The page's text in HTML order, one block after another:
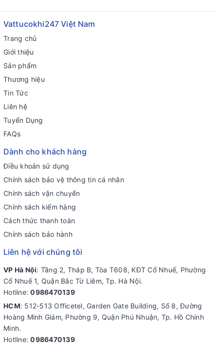
Vattucokhi247 Việt Nam
Trang chủ
Giới thiệu
Sản phẩm
Thương hiệu
Tin Tức
Liên hệ
Tuyển Dụng
FAQs
Dành cho khách hàng
Điều khoản sử dụng
Chính sách bảo vệ thông tin cá nhân
Chính sách vận chuyển
Chính sách kiểm hàng
Cách thức thanh toán
Chính sách bảo hành
Liên hệ với chúng tôi
VP Hà Nội: Tầng 2, Tháp B, Tòa T608, KĐT Cổ Nhuế, Phường
Cổ Nhuế 1, Quận Bắc Từ Liêm, Tp. Hà Nội.
Hotline:0986470139
HCM: 512-513 Officetel, Garden Gate Building, Số 8, Đường
Hoàng Minh Giám, Phường 9, Quận Phú Nhuận, Tp. Hồ Chính
Minh.
Hotline:0986470139